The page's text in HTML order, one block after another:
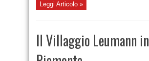
Leggi Articolo »
Il Villaggio Leumann in